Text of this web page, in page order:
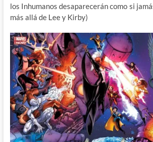
los Inhumanos desaparecerán como si
más allá de Lee y Kirby)